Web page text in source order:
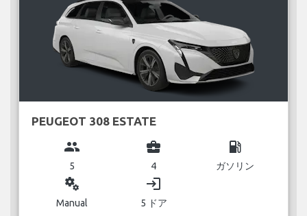
PEUGEOT 308 ESTATE
group
5
business_center
4
local_gas_station
ガソリン
miscellaneous_services
Manual
login
5 ドア